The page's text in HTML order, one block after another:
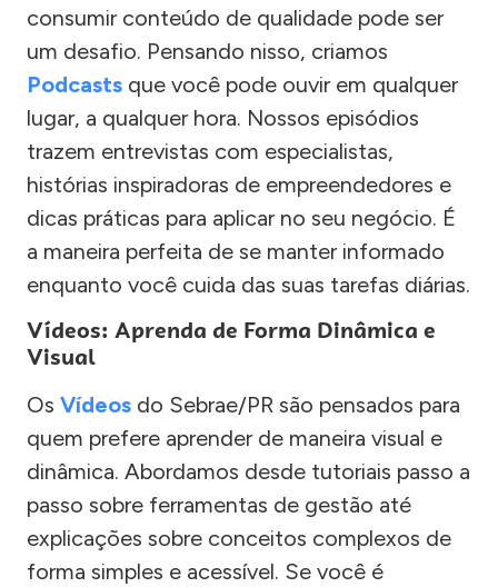
consumir conteúdo de qualidade pode ser
um desafio. Pensando nisso, criamos
Podcasts que você pode ouvir em qualquer
lugar, a qualquer hora. Nossos episódios
trazem entrevistas com especialistas,
histórias inspiradoras de empreendedores e
dicas práticas para aplicar no seu negócio. É
a maneira perfeita de se manter informado
enquanto você cuida das suas tarefas diárias.
Vídeos: Aprenda de Forma Dinâmica e
Visual
Os Vídeos do Sebrae/PR são pensados para
quem prefere aprender de maneira visual e
dinâmica. Abordamos desde tutoriais passo a
passo sobre ferramentas de gestão até
explicações sobre conceitos complexos de
forma simples e acessível. Se você é